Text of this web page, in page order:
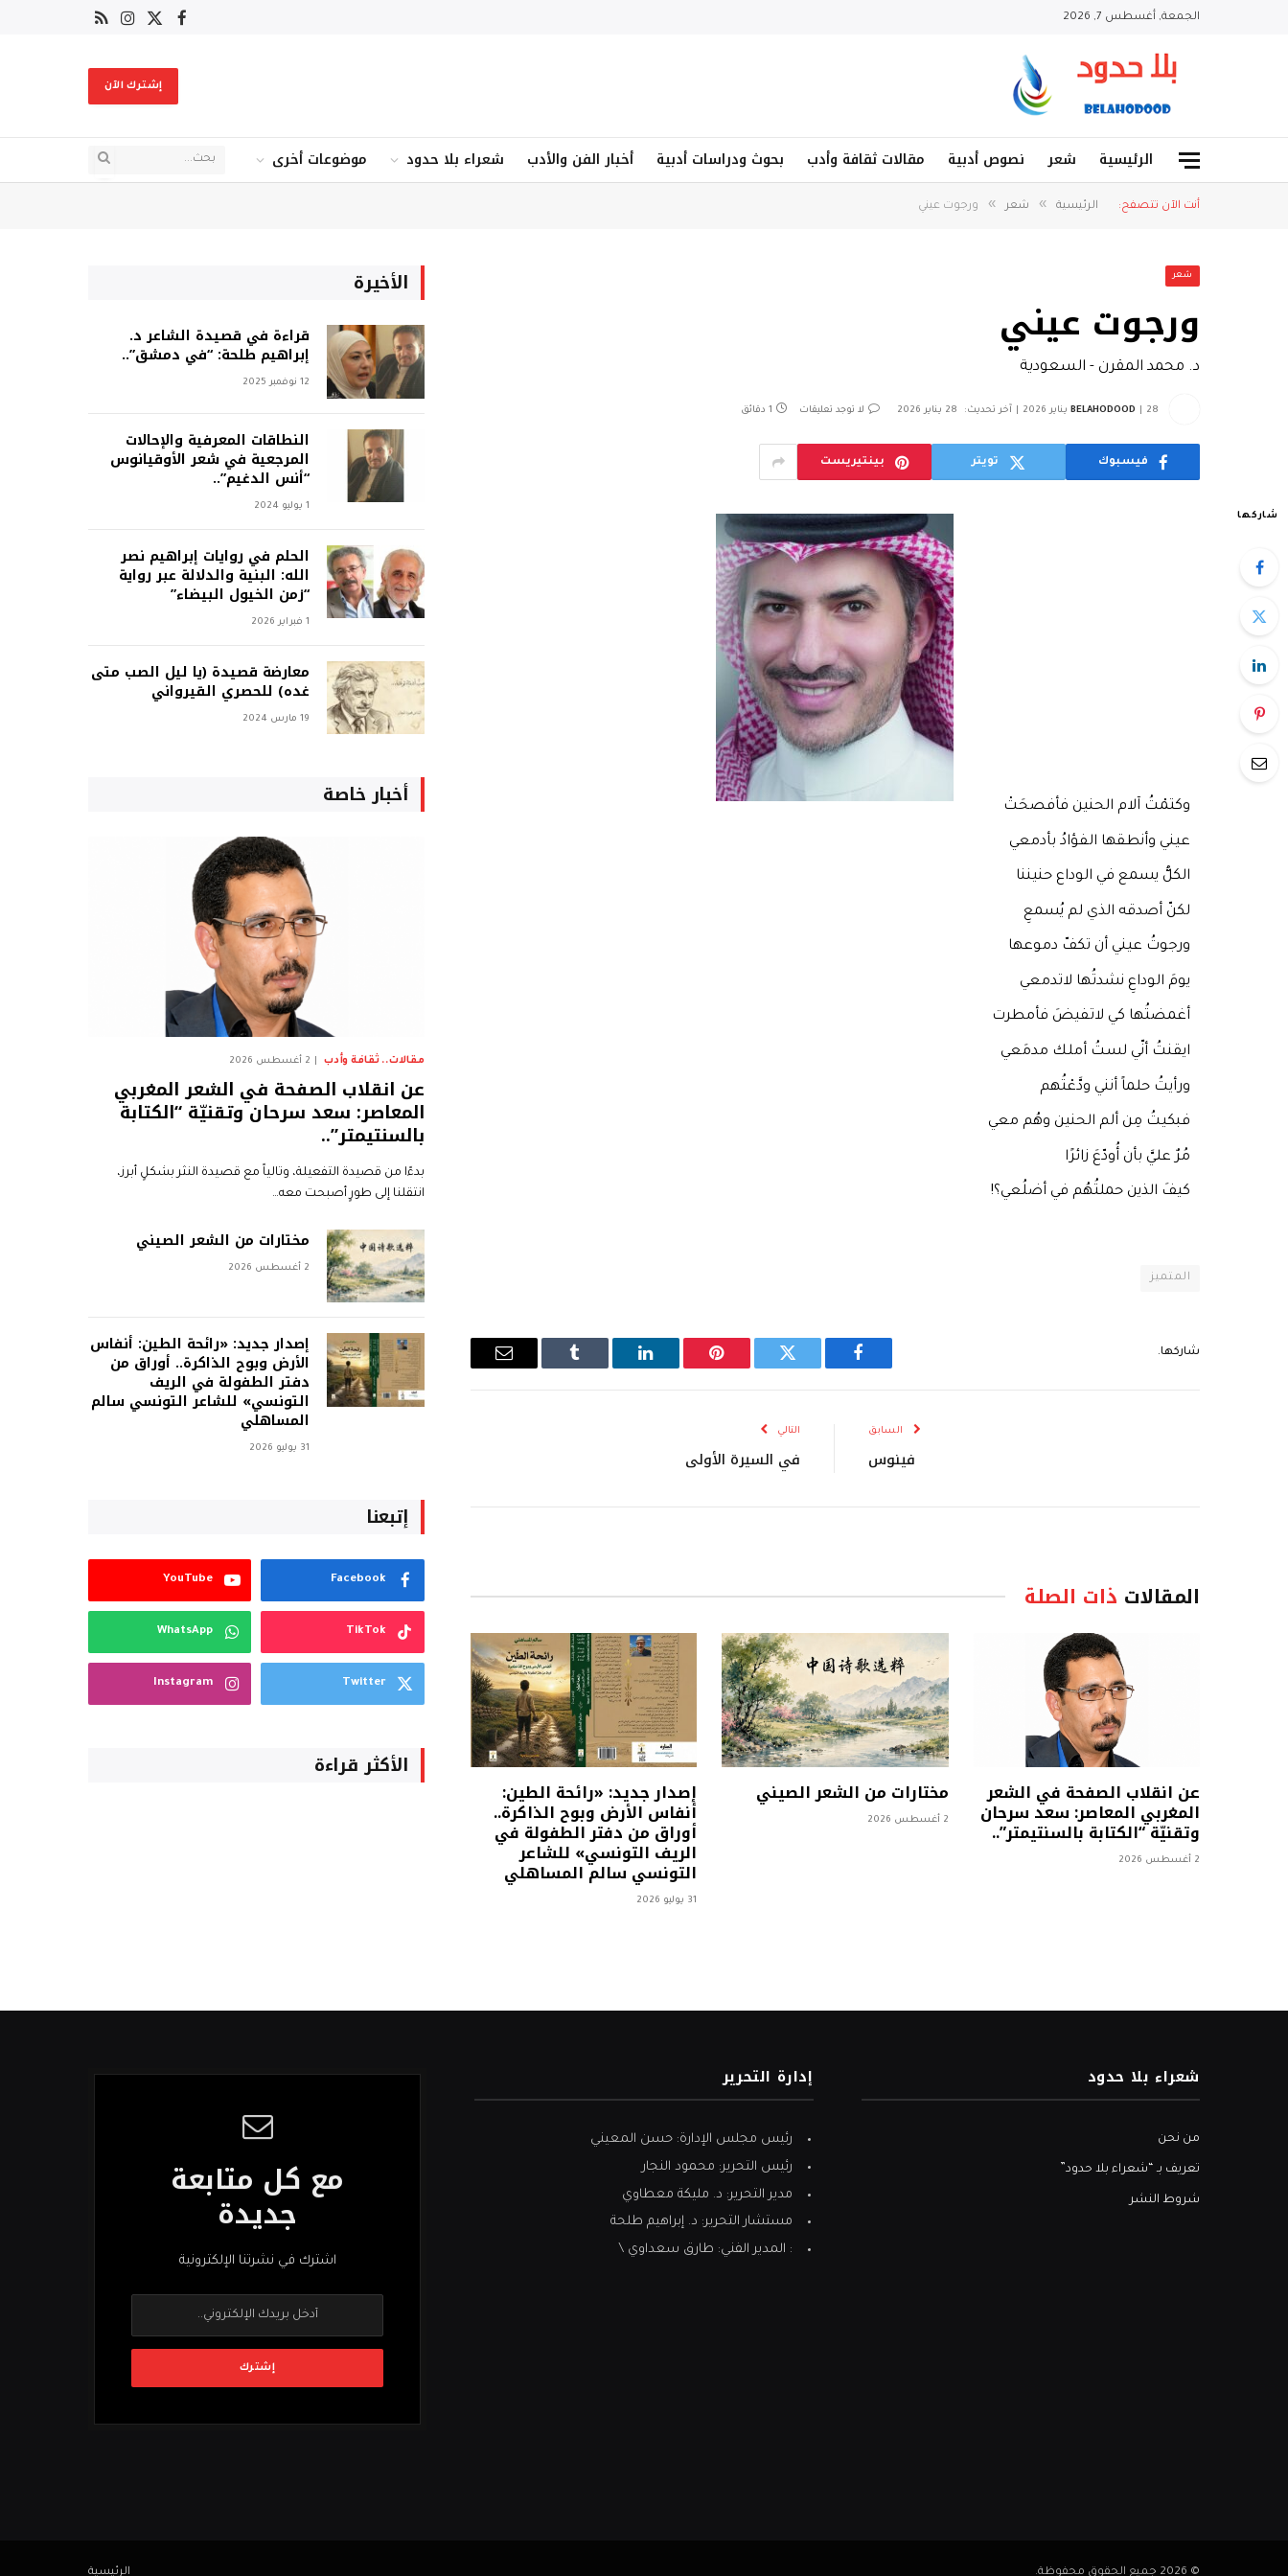
الجمعة, أغسطس 7, 2026
فيسبوك
X
الانستغرام
RSS
إشترك الآن
الرئيسية شعر نصوص أدبية مقالات ثقافة وأدب بحوث ودراسات أدبية أخبار الفن والأدب شعراء بلا حدود موضوعات أخرى
أنت الآن تتصفح: الرئيسية » شعر » ورجوت عيني
شعر
ورجوت عيني
د. محمد المقرن - السعودية
BELAHODOOD 28 يناير 2026 آخر تحديث: 28 يناير 2026 لا توجد تعليقات 1 دقائق
فيسبوك تويتر بينتيريست
شاركها
وكتمْتُ آلام الحنين فأفصحَتْ
عيني وأنطقها الفؤادُ بأدمعي
الكلُّ يسمع في الوداع حنيننا
لكنّ أصدقه الذي لم يُسمعِ
ورجوتُ عيني أن تكفّ دموعها
‏يومَ الوداعِ نشدتُها لاتدمعي
‏أغمضتُها كي لاتفيضَ فأمطرت
‏ايقنتُ أنّي لستُ أملك مدمَعي
‏ورأيتُ حلماً أنني ودَّعْتُهم
‏فبكيتُ مِن ألم الحنين وهُم معي
‏مُرٌ عليَّ بأن أُودّعَ زائرًا
‏كيفَ الذين حملتُهُم في أضلُعي؟!
المتميز
شاركها.
فيسبوك تويتر بينتيريستلينكدإن Tumblr
البريد
السابق
فينوس
التالي
في السيرة الأولى
المقالات ذات الصلة
عن انقلاب الصفحة في الشعر
المغربي المعاصر: سعد سرحان
وتقنيّة “الكتابة بالسنتيمتر”..
2 أغسطس 2026
مختارات من الشعر الصيني
2 أغسطس 2026
إصدار جديد: «رائحة الطين:
أنفاس الأرض وبوح الذاكرة..
أوراق من دفتر الطفولة في
الريف التونسي» للشاعر
التونسي سالم المساهلي
31 يوليو 2026
الأخيرة
قراءة في قصيدة الشاعر د.
إبراهيم طلحة: “في دمشق”..
12 نوفمبر 2025
النطاقات المعرفية والإحالات
المرجعية في شعر الأوقيانوس
“أنس الدغيم”..
1 يوليو 2024
الحلم في روايات إبراهيم نصر
الله: البنية والدلالة عبر رواية
“زمن الخيول البيضاء”
1 فبراير 2026
معارضة قصيدة (يا ليل الصب متى
غده) للحصري القيرواني
19 مارس 2024
أخبار خاصة
مقالات.. ثقافة وأدب 2 أغسطس 2026
عن انقلاب الصفحة في الشعر المغربي
المعاصر: سعد سرحان وتقنيّة “الكتابة
بالسنتيمتر”..
بدءًا من قصيدة التفعيلة، وتالياً مع قصيدة النثر بشكلٍ أبرز،
انتقلنا إلى طورٍ أصبحت معه…
مختارات من الشعر الصيني
2 أغسطس 2026
إصدار جديد: «رائحة الطين: أنفاس
الأرض وبوح الذاكرة.. أوراق من
دفتر الطفولة في الريف
التونسي» للشاعر التونسي سالم
المساهلي
31 يوليو 2026
إتبعنا
Facebook
YouTube
TikTok
WhatsApp
Twitter
Instagram
الأكثر قراءة
شعراء بلا حدود
من نحن
تعريف بـ “شعراء بلا حدود”
شروط النشر
إدارة التحرير
رئيس مجلس الإدارة: حسن المعيني
رئيس التحرير: محمود النجار
مدير التحرير: د. مليكة معطاوي
مستشار التحرير: د. إبراهيم طلحة
: المدير الفني: طارق سعداوي \
مع كل متابعة
جديدة
اشترك في نشرتنا الإلكترونية
© 2026 جميع الحقوق محفوظة. الرئيسية